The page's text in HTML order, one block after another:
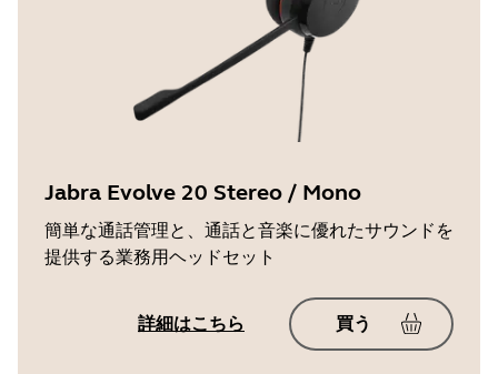
Jabra Evolve 20 Stereo / Mono
簡単な通話管理と、通話と音楽に優れたサウンドを
提供する業務用ヘッドセット
詳細はこちら 買う